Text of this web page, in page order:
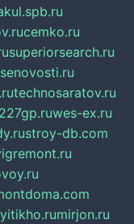
cemko.ru
superiorsearch.ru
senovosti.ru
technosaratov.ru
227gp.ruwes-ex.ru
stroy-db.com
mirjon.ru